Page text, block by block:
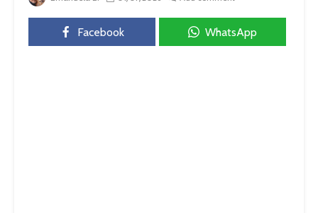
Facebook WhatsApp